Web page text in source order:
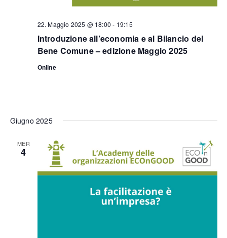
Introduzione all’economia e al Bilancio del
Bene Comune – edizione Maggio 2025
22. Maggio 2025 @ 18:00 - 19:15
Online
Giugno 2025
MER
4